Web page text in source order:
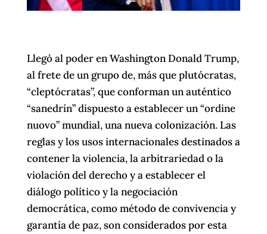
Llegó al poder en Washington Donald Trump,
al frete de un grupo de, más que plutócratas,
“cleptócratas”, que conforman un auténtico
“sanedrín” dispuesto a establecer un “ordine
nuovo” mundial, una nueva colonización. Las
reglas y los usos internacionales destinados a
contener la violencia, la arbitrariedad o la
violación del derecho y a establecer el
diálogo político y la negociación
democrática, como método de convivencia y
garantía de paz, son considerados por esta